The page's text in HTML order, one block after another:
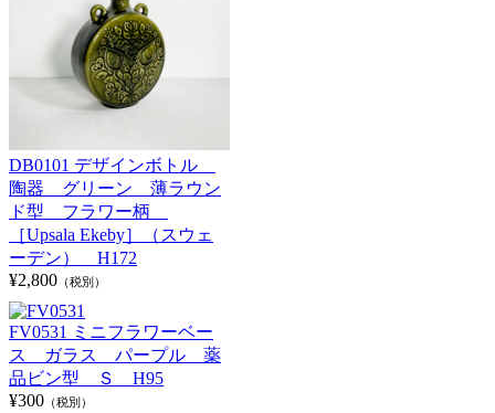
DB0101 デザインボトル
陶器 グリーン 薄ラウン
ド型 フラワー柄
［Upsala Ekeby］（スウェ
ーデン） H172
¥2,800 （税別）
FV0531 ミニフラワーベー
ス ガラス パープル 薬
品ビン型 Ｓ H95
¥300 （税別）